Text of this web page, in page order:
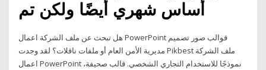
هل تبحث عن ملف الشركة اعمال PowerPoint قوالب صور تصميم
مديرية الأمن العام أو ملفات ناقلات؟ لقد وجدت Pikbest ملف الشركة
اعمال PowerPoint نموذجًا للاستخدام التجاري الشخصي. قالب صحيفة،